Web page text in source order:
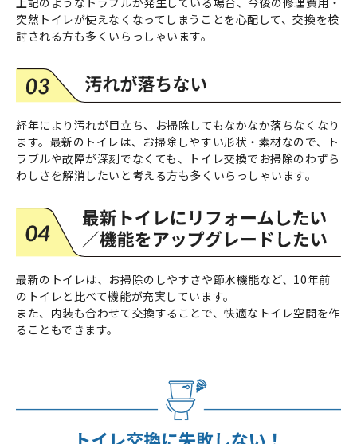
突然トイレが使えなくなってしまうことを心配して、交換を検
討される方も多くいらっしゃいます。
経年により汚れが目立ち、お掃除してもなかなか落ちなくなり
ます。最新のトイレは、お掃除しやすい形状・素材なので、ト
ラブルや故障が深刻でなくても、トイレ交換でお掃除のわずら
わしさを解消したいと考える方も多くいらっしゃいます。
最新のトイレは、お掃除のしやすさや節水機能など、10年前
のトイレと比べて機能が充実しています。
また、内装も合わせて交換することで、快適なトイレ空間を作
ることもできます。